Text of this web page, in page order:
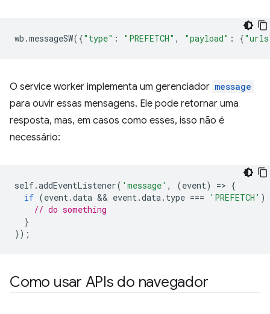
wb .messageSW({"type" : "PREFETCH" , "payload" : {
O service worker implementa um gerenciador message
para ouvir essas mensagens. Ele pode retornar uma
resposta, mas, em casos como esses, isso não é
necessário:
self.addEventListener( 'message' , (event) => {
if (event.data && event.data. type === 'PREFETCH' )
// do something
}
});
Como usar APIs do navegador